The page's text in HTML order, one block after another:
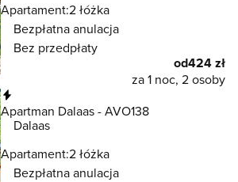
Apartament:2 łóżka
Bezpłatna anulacja
Bez przedpłaty
od424 zł
za 1 noc, 2 osoby
Apartman Dalaas - AVO138
Dalaas
Apartament:2 łóżka
Bezpłatna anulacja